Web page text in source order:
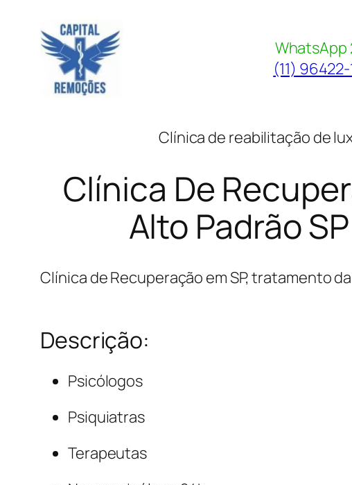
conteúdo
WhatsApp
(11)
Clínica de reabilitação de
Clínica De
Alto Padrão
Clínica de Recuperação em SP, tratamento
Descrição:
Psicólogos
Psiquiatras
Terapeutas